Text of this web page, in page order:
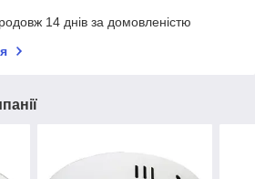
14 днів за домовленістю